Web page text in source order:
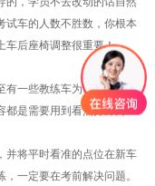
试车的人数不胜数，你根本
车后座椅调整很重要！
有一些教练车为了方便学员
都是需要用到看点打方向
并将平时看准的点位在新车
一定要在考前解决问题。